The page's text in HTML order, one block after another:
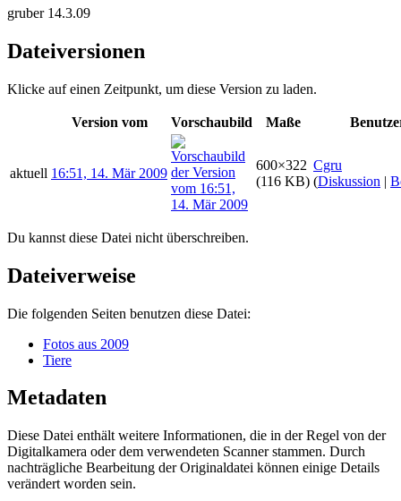
gruber 14.3.09
Dateiversionen
Klicke auf einen Zeitpunkt, um diese Version zu laden.
Version vom Vorschaubild Maße
aktuell 16:51, 14. Mär 2009
600×322
(116 KB)
Cgru
(Diskussion |
Du kannst diese Datei nicht überschreiben.
Dateiverweise
Die folgenden Seiten benutzen diese Datei:
Fotos aus 2009
Tiere
Metadaten
Diese Datei enthält weitere Informationen, die in der Regel von der
Digitalkamera oder dem verwendeten Scanner stammen. Durch
nachträgliche Bearbeitung der Originaldatei können einige Details
verändert worden sein.